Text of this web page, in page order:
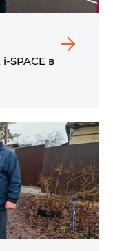
в